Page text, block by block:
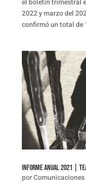
el boletín trimestral
2022 y marzo del
confirmó un total de
INFORME ANUAL 2021 |
porComunicaciones